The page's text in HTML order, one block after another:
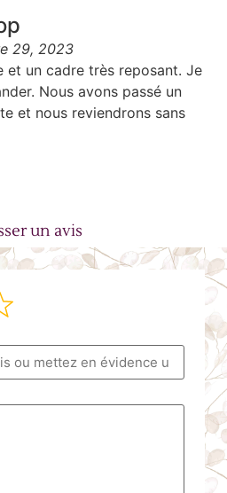
29, 2023
et un cadre très reposant. Je
Nous avons passé un
et nous reviendrons sans
un avis